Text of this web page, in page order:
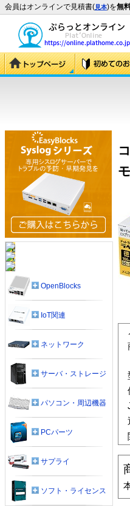
会員はオンラインで見積書(見本)を無
OpenBlocks
IoT関連
ネットワーク
サーバ・ストレージ
パソコン・周辺機器
PCパーツ
サプライ
ソフト・ライセンス